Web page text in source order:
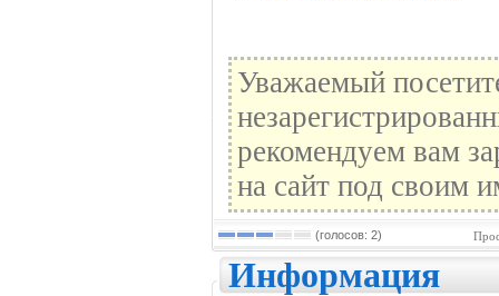
Уважаемый
рекомендуем вам
на сайт под своим
(голосов: 2)
Информация